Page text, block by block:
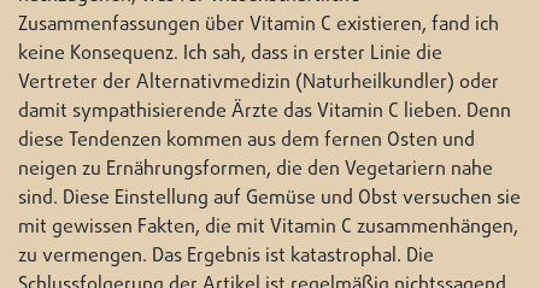
Zusammenfassungen über Vitamin C existieren, fand ich
keine Konsequenz. Ich sah, dass in erster Linie die
Vertreter der Alternativmedizin (Naturheilkundler) oder
damit sympathisierende Ärzte das Vitamin C lieben. Denn
diese Tendenzen kommen aus dem fernen Osten und
neigen zu Ernährungsformen, die den Vegetariern nahe
sind. Diese Einstellung auf Gemüse und Obst versuchen sie
mit gewissen Fakten, die mit Vitamin C zusammenhängen,
zu vermengen. Das Ergebnis ist katastrophal. Die